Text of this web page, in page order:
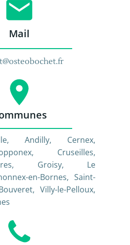
Mail
Andilly, Cernex,
Cruseilles,
Groisy, Le
en-Bornes, Saint-
Villy-le-Pelloux,